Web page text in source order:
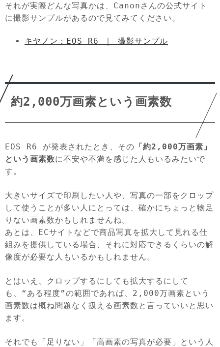
それが実際どんな写真かは、Canonさんの公式サイト
に撮影サンプルがあるので見てみてください。
キヤノン：EOS R6 ｜ 撮影サンプル
約2,000万画素という画素数
EOS R6 が発表されたとき、その 「約2,000万画素」
という画素数に不安や不満を感じた人もいるみたいで
す。
大きいサイズで印刷したい人や、写真の一部をクロップ
して使うことが多い人にとっては、確かにちょっと物足
りない画素数かもしれませんね。
あとは、ECサイトなどで商品写真を拡大して見れる仕
組みを提供している場合、それに対応できるくらいの解
像度が必要な人もいるかもしれません。
とはいえ、クロップするにしても拡大するにして
も、“ある程度”の範囲であれば、2,000万画素という
画素数は概ね問題なく扱える画素数と言っていいと思い
ます。
それでも「足りない」「高画素の写真が必要」という人